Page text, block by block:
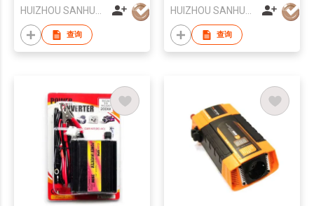
HUIZHOU SANHUA INDUSTRIAL CO., LTD.
查询
HUIZHOU SANHUA INDUSTRIAL CO., LTD.
查询